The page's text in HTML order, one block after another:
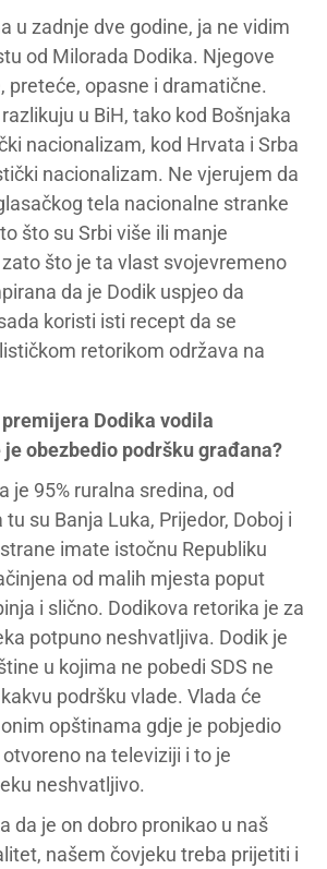
u zadnje dve godine, ja ne vidim
od Milorada Dodika. Njegove
preteće, opasne i dramatične.
u BiH, tako kod Bošnjaka
nacionalizam, kod Hrvata i Srba
nacionalizam. Ne vjerujem da
tela nacionalne stranke
što su Srbi više ili manje
što je ta vlast svojevremeno
da je Dodik uspjeo da
koristi isti recept da se
retorikom održava na
Dodika vodila
obezbedio podršku građana?
je 95% ruralna sredina, od
su Banja Luka, Prijedor, Doboj i
imate istočnu Republiku
od malih mjesta poput
i slično. Dodikova retorika je za
potpuno neshvatljiva. Dodik je
u kojima ne pobedi SDS ne
podršku vlade. Vlada će
opštinama gdje je pobjedio
otvoreno na televiziji i to je
neshvatljivo.
da je on dobro pronikao u naš
našem čovjeku treba prijetiti i